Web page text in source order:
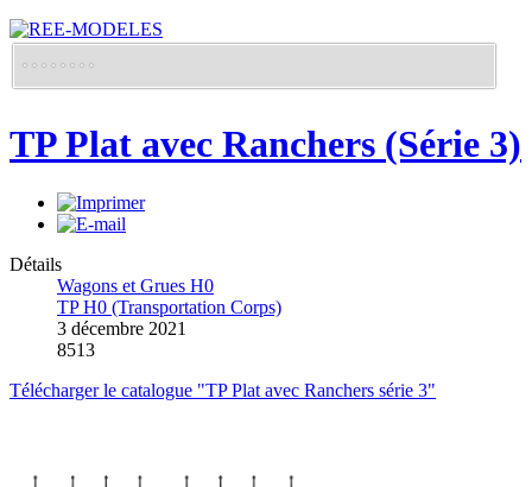
TP Plat avec Ranchers (Série 3)
Détails
Wagons et Grues H0
TP H0 (Transportation Corps)
3 décembre 2021
8513
Télécharger le catalogue "TP Plat avec Ranchers série 3"